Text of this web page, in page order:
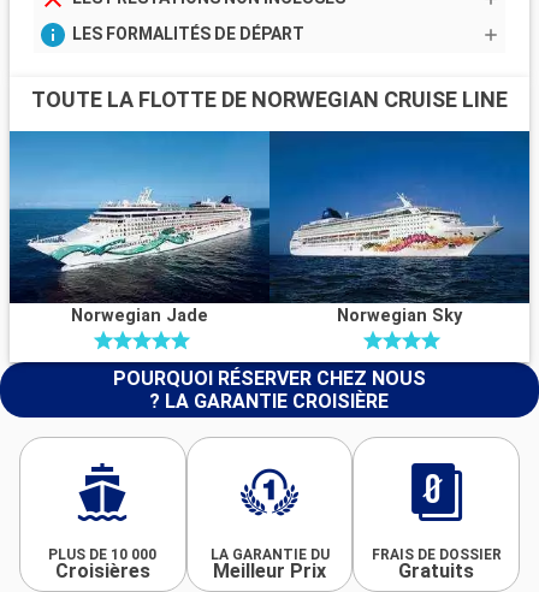
LES FORMALITÉS DE DÉPART
TOUTE LA FLOTTE DE NORWEGIAN CRUISE LINE
Norwegian Jade Norwegian Sky
POURQUOI RÉSERVER CHEZ NOUS
? LA GARANTIE CROISIÈRE
PLUS DE 10 000
Croisières
LA GARANTIE DU
Meilleur Prix
FRAIS DE DOSSIER
Gratuits